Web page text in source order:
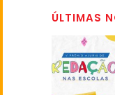
ÚLTIMAS